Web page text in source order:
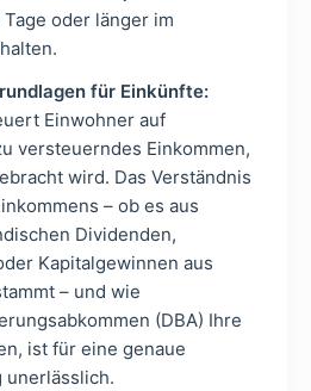
oder länger im
für Einkünfte:
Einwohner auf
versteuerndes Einkommen,
wird. Das Verständnis
– ob es aus
Dividenden,
Kapitalgewinnen aus
– und wie
(DBA) Ihre
ist für eine genaue
unerlässlich.